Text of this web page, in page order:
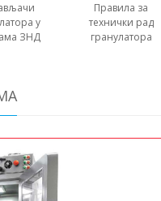
у
ЗНД
Правила за
технички рад
гранулатора